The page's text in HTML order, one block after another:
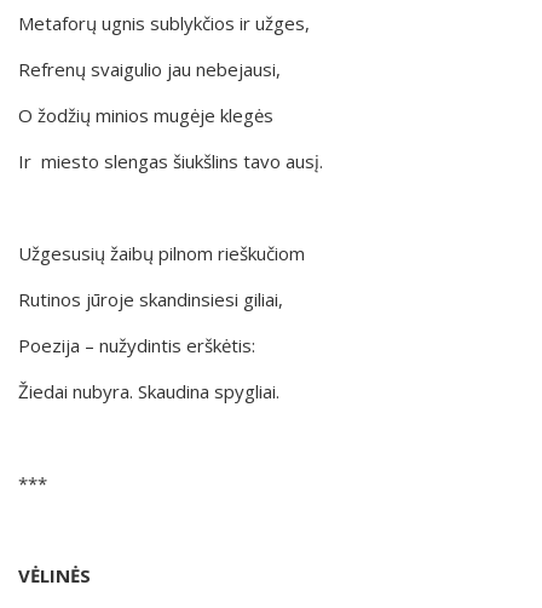
Metaforų ugnis sublykčios ir užges,
Refrenų svaigulio jau nebejausi,
O žodžių minios mugėje klegės
Ir miesto slengas šiukšlins tavo ausį.
Užgesusių žaibų pilnom rieškučiom
Rutinos jūroje skandinsiesi giliai,
Poezija – nužydintis erškėtis:
Žiedai nubyra. Skaudina spygliai.
***
VĖLINĖS